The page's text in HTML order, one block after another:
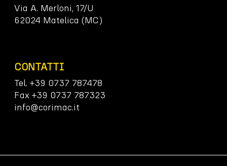
Via A. Merloni, 17/U
62024 Matelica (MC)
CONTATTI
Tel. +39 0737 787478
Fax +39 0737 787323
info@corimac.it